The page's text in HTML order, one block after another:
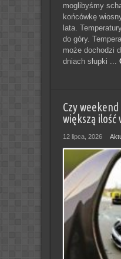
moglibyśmy
końcówkę
lata.
do góry.
może dochodzi
dniach słupki ...
Czy
większą ilość
12 lipca, 2026